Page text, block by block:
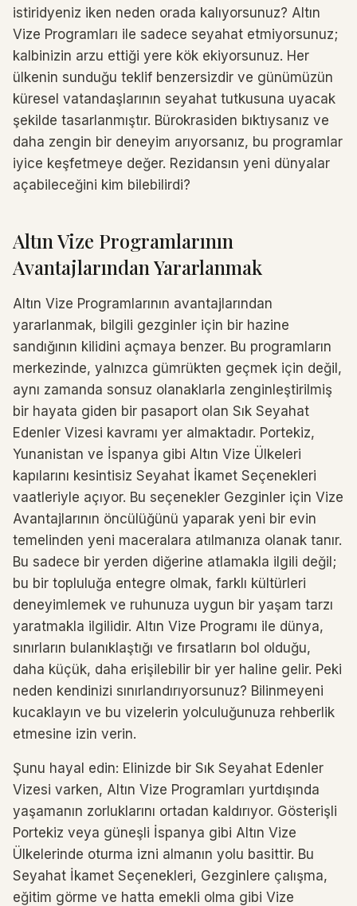
istiridyeniz iken neden orada kalıyorsunuz? Altın
Vize Programları ile sadece seyahat etmiyorsunuz;
kalbinizin arzu ettiği yere kök ekiyorsunuz. Her
ülkenin sunduğu teklif benzersizdir ve günümüzün
küresel vatandaşlarının seyahat tutkusuna uyacak
şekilde tasarlanmıştır. Bürokrasiden bıktıysanız ve
daha zengin bir deneyim arıyorsanız, bu programlar
iyice keşfetmeye değer. Rezidansın yeni dünyalar
açabileceğini kim bilebilirdi?
Altın Vize Programlarının
Avantajlarından Yararlanmak
Altın Vize Programlarının avantajlarından
yararlanmak, bilgili gezginler için bir hazine
sandığının kilidini açmaya benzer. Bu programların
merkezinde, yalnızca gümrükten geçmek için değil,
aynı zamanda sonsuz olanaklarla zenginleştirilmiş
bir hayata giden bir pasaport olan Sık Seyahat
Edenler Vizesi kavramı yer almaktadır. Portekiz,
Yunanistan ve İspanya gibi Altın Vize Ülkeleri
kapılarını kesintisiz Seyahat İkamet Seçenekleri
vaatleriyle açıyor. Bu seçenekler Gezginler için Vize
Avantajlarının öncülüğünü yaparak yeni bir evin
temelinden yeni maceralara atılmanıza olanak tanır.
Bu sadece bir yerden diğerine atlamakla ilgili değil;
bu bir topluluğa entegre olmak, farklı kültürleri
deneyimlemek ve ruhunuza uygun bir yaşam tarzı
yaratmakla ilgilidir. Altın Vize Programı ile dünya,
sınırların bulanıklaştığı ve fırsatların bol olduğu,
daha küçük, daha erişilebilir bir yer haline gelir. Peki
neden kendinizi sınırlandırıyorsunuz? Bilinmeyeni
kucaklayın ve bu vizelerin yolculuğunuza rehberlik
etmesine izin verin.
Şunu hayal edin: Elinizde bir Sık Seyahat Edenler
Vizesi varken, Altın Vize Programları yurtdışında
yaşamanın zorluklarını ortadan kaldırıyor. Gösterişli
Portekiz veya güneşli İspanya gibi Altın Vize
Ülkelerinde oturma izni almanın yolu basittir. Bu
Seyahat İkamet Seçenekleri, Gezginlere çalışma,
eğitim görme ve hatta emekli olma gibi Vize